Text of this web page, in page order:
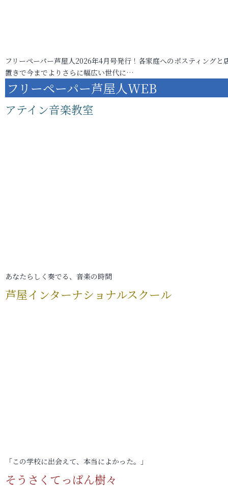
フリーペーパー芦屋人2026年4月号発行！各家庭へのポスティングと
置きで今までよりさらに幅広い世代に…
フリーペーパー芦屋人WEB
アテイン音楽教室
あなたらしく奏でる、音楽の時間
芦屋インターナショナルスクール
「この学校に出会えて、本当によかった。」
そうさくてっぱん樹々